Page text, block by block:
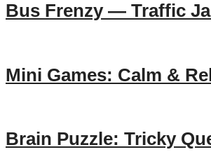
Bus Frenzy — Traffic
Mini Games: Calm &
Brain Puzzle: Tricky